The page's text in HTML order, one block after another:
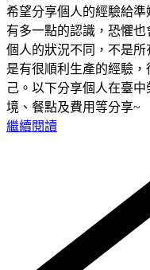
希望分享個人的經驗給
有多一點的認識，恐懼
個人的狀況不同，不是
是有很順利生產的經驗
己。以下分享個人在臺
境、餐點及費用等分享~
繼續閱讀